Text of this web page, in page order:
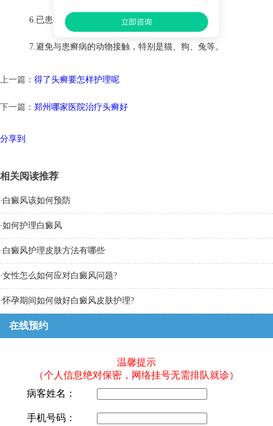
6.已患各种真菌类疾病的患者，应及时治疗。
7.避免与患癣病的动物接触，特别是猫、狗、兔等。
上一篇： 得了头癣要怎样护理呢
下一篇： 郑州哪家医院治疗头癣好
分享到
相关阅读推荐
·白癜风该如何预防
·如何护理白癜风
·白癜风护理皮肤方法有哪些
·女性怎么如何应对白癜风问题?
·怀孕期间如何做好白癜风皮肤护理?
在线预约
温馨提示
（个人信息绝对保密，网络挂号无需排队就诊）
病客姓名：
手机号码：